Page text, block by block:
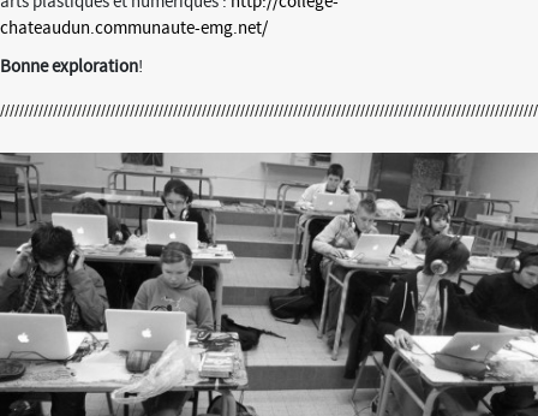
chateaudun.communaute-emg.net/
Bonne exploration!